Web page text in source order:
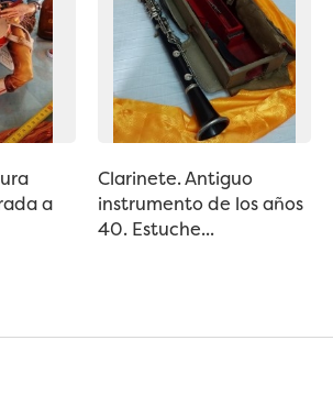
a
Clarinete. Antiguo
instrumento de los años
40. Estuche...